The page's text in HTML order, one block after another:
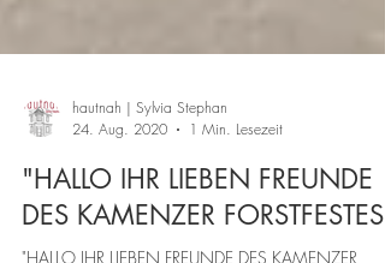
hautnah | Sylvia Stephan
24. Aug. 2020
1 Min. Lesezeit
"HALLO IHR LIEBEN FREUNDE